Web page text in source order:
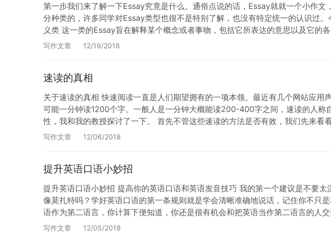
第一步我们来了解一下Essay究竟是什么。通俗点说的话，Essay就就一个小作
分种类的，许多同学对Essay类型也很不是特别了解，也没有特定统一的认识过
义类 这一类的Essay旨在解释某个概念或者事物，包括它所表达的意思以及它
写作文章 12/19/2018
速读的真相
关于速读的真相 快速阅读一直是人们期望拥有的一项本领。最近有几个网站应
可能一分钟读1200个字。一般人是一分钟大概能读200-400字之间，速读的人
性，我和我的教授探讨了一下。 首先不管这些速读的方法是否有效，我们先来
们通常如何阅读和理解文本的细节。速读专家打…
写作文章 12/06/2018
提升英语口语小妙招
提升英语口语小妙招 提高你的英语口语和英语发音技巧 我的第一个建议是不要
像莫扎特吗？学好英语口语的第一条规则就是学会清晰准确地说话，记住你不
语作为第二语言，你计算下便知道，你还是很有机会和把英语当作第二语言的人
barking up the wron…
写作文章 12/05/2018